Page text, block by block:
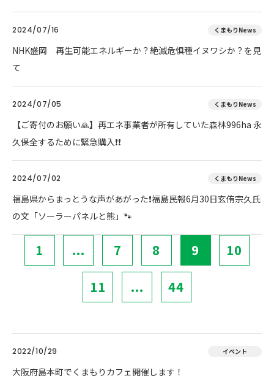
2024/07/16 くまもりNews
NHK盛岡 再生可能エネルギーか？絶滅危惧種イヌワシか？を見
て
2024/07/05 くまもりNews
【ご寄付のお願い🙏】再エネ事業者が所有していた森林996ha 永
久保全するために緊急購入❗❗
2024/07/02 くまもりNews
福島県からまっとうな声があがった❗福島民報6月30日玄侑宗久氏
の文「ソーラーパネルと熊」🐾
1 ... 7 8 9 10
11 ... 44
2022/10/29 イベント
大阪府島本町でくまもりカフェ開催します！